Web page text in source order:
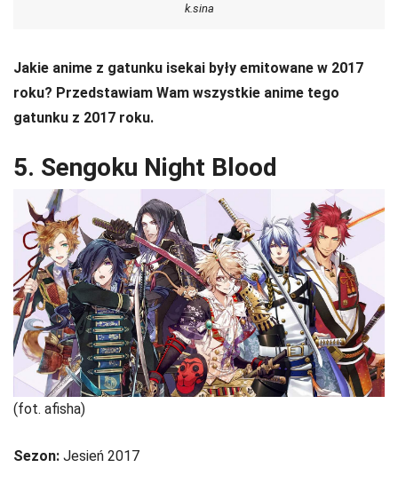
k.sina
Jakie anime z gatunku isekai były emitowane w 2017
roku? Przedstawiam Wam wszystkie anime tego
gatunku z 2017 roku.
5. Sengoku Night Blood
(fot. afisha)
Sezon: Jesień 2017